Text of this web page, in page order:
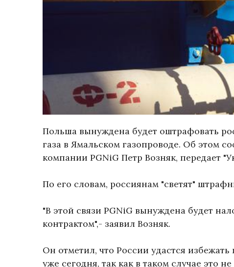
Польша вынуждена будет оштрафовать
газа в Ямальском газопроводе. Об этом
компании PGNiG Петр Возняк, передает
По его словам, россиянам "светят"
"В этой связи PGNiG вынуждена будет
контрактом",- заявил Возняк.
Он отметил, что России удастся
уже сегодня, так как в таком случае это